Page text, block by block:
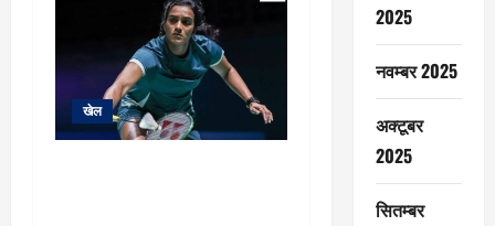
खेल
2025
नवम्बर 2025
अक्टूबर
2025
सितम्बर